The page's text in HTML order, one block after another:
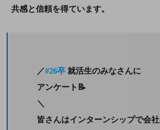
共感と信頼を得ています。
／#26卒就活生のみなさんに
アンケート📝
＼
皆さんはインターンシップで会